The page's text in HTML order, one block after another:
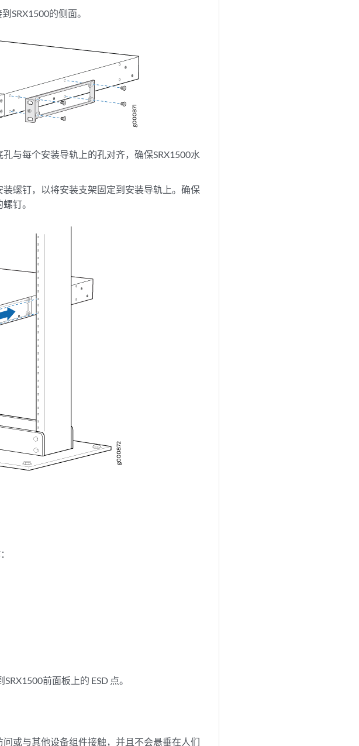
SRX1500的侧面。
与每个安装导轨上的孔对齐，确保SRX1500水
螺钉，以将安装支架固定到安装导轨上。确保
钉。
前面板上的 ESD 点。
或与其他设备组件接触，并且不会悬垂在人们